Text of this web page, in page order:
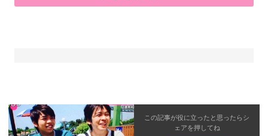
この記事が役に立ったと思ったらシ
ェアを押してね